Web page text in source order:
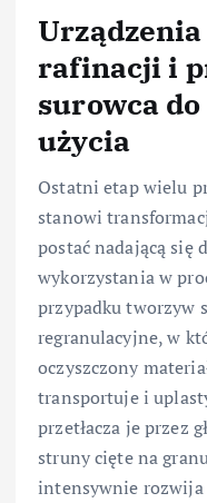
rafinacji i
surowca
użycia
Ostatni etap wielu
stanowi
postać nadającą się
wykorzystania w
przypadku tworzyw
regranulacyjne, w
oczyszczony
transportuje i
przetłacza je przez
struny cięte na
intensywnie